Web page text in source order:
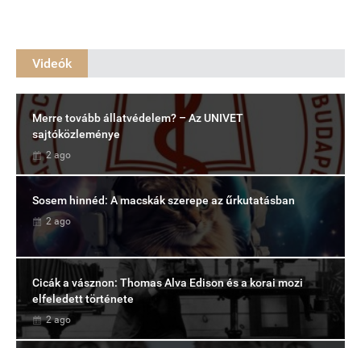
Videók
Merre tovább állatvédelem? – Az UNIVET
sajtóközleménye
2 ago
Sosem hinnéd: A macskák szerepe az űrkutatásban
2 ago
Cicák a vásznon: Thomas Alva Edison és a korai mozi
elfeledett története
2 ago